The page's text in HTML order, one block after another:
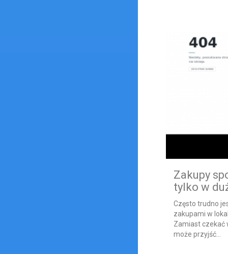
Zakupy
tylko w
Często trudno
zakupami w
Zamiast czekać
może przyjść...